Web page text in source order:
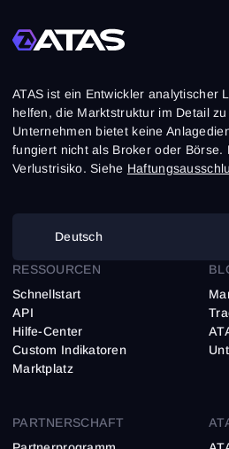
ATAS ist ein Entwickler analytischer
helfen, die Marktstruktur im Detail
Unternehmen bietet keine
fungiert nicht als Broker oder Börse.
Verlustrisiko. Siehe
Deutsch
RESSOURCEN
Schnellstart
API
Hilfe-Center
Custom Indikatoren
Marktplatz
PARTNERSCHAFT